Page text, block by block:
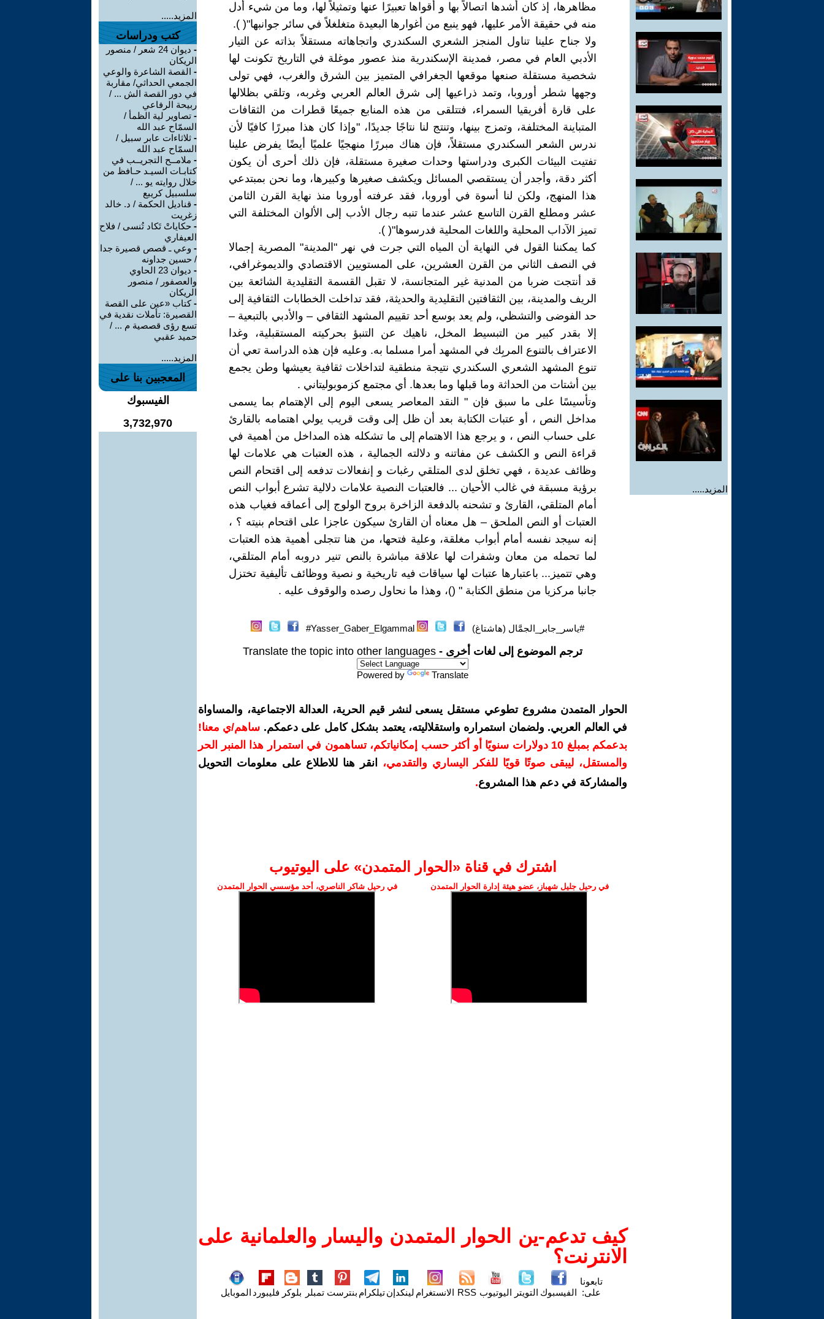
المزيد.....
مظاهرها، إذ كان أشدها اتصالاً بها و أقواها تعبيرًا عنها وتمثيلاً لها، وما من شيء أدل
منه في حقيقة الأمر عليها، فهو ينبع من أغوارها البعيدة متغلغلاً في سائر جوانبها"( ).
ولا جناح علينا تناول المنجز الشعري السكندري واتجاهاته مستقلاً بذاته عن التيار
الأدبي العام في مصر، فمدينة الإسكندرية منذ عصور موغلة في التاريخ تكونت لها
شخصية مستقلة صنعها موقعها الجغرافي المتميز بين الشرق والغرب، فهي تولى
وجهها شطر أوروبا، وتمد ذراعيها إلى شرق العالم العربي وغربه، وتلقي بظلالها
على قارة أفريقيا السمراء، فتتلقى من هذه المنابع جميعًا قطرات من الثقافات
المتباينة المختلفة، وتمزج بينها، وتنتج لنا نتاجًا جديدًا، "وإذا كان هذا مبررًا كافيًا لأن
ندرس الشعر السكندري مستقلاً، فإن هناك مبررًا منهجيًا علميًا أيضًا يفرض علينا
تفتيت البيئات الكبرى ودراستها وحدات صغيرة مستقلة، فإن ذلك أحرى أن يكون
أكثر دقة، وأجدر أن يستقصي المسائل ويكشف صغيرها وكبيرها، وما نحن بمبتدعي
هذا المنهج، ولكن لنا أسوة في أوروبا، فقد عرفته أوروبا منذ نهاية القرن الثامن
عشر ومطلع القرن التاسع عشر عندما تنبه رجال الأدب إلى الألوان المختلفة التي
تميز الآداب المحلية واللغات المحلية فدرسوها"( ).
كما يمكننا القول في النهاية أن المياه التي جرت في نهر "المدينة" المصرية إجمالا
في النصف الثاني من القرن العشرين، على المستويين الاقتصادي والديموغرافي،
قد أنتجت ضربا من المدنية غير المتجانسة، لا تقبل القسمة التقليدية الشائعة بين
الريف والمدينة، بين الثقافتين التقليدية والحديثة، فقد تداخلت الخطابات الثقافية إلى
حد الفوضى والتشظي، ولم يعد بوسع أحد تقييم المشهد الثقافي – والأدبي بالتبعية –
إلا بقدر كبير من التبسيط المخل، ناهيك عن التنبؤ بحركيته المستقبلية، وغدا
الاعتراف بالتنوع المربِك في المشهد أمرا مسلما به. وعليه فإن هذه الدراسة تعي أن
تنوع المشهد الشعري السكندري نتيجة منطقية لتداخلات ثقافية يعيشها وطن يجمع
بين أشتات من الحداثة وما قبلها وما بعدها. أي مجتمع كزموبوليتاني .
وتأسيسًا على ما سبق فإن " النقد المعاصر يسعى اليوم إلى الإهتمام بما يسمى
مداخل النص ، أو عتبات الكتابة بعد أن ظل إلى وقت قريب يولي اهتمامه بالقارئ
على حساب النص ، و يرجع هذا الاهتمام إلى ما تشكله هذه المداخل من أهمية في
قراءة النص و الكشف عن مفاتنه و دلالته الجمالية ، هذه العتبات هي علامات لها
وظائف عديدة ، فهي تخلق لدى المتلقي رغبات و إنفعالات تدفعه إلى اقتحام النص
برؤية مسبقة في غالب الأحيان ... فالعتبات النصية علامات دلالية تشرع أبواب النص
أمام المتلقي، القارئ و تشحنه بالدفعة الزاخرة بروح الولوج إلى أعماقه فغياب هذه
العتبات أو النص الملحق – هل معناه أن القارئ سيكون عاجزا على اقتحام بنيته ؟ ،
إنه سيجد نفسه أمام أبواب مغلقة، وعلية فتحها، من هنا تتجلى أهمية هذه العتبات
لما تحمله من معان وشفرات لها علاقة مباشرة بالنص تنير دروبه أمام المتلقي،
وهي تتميز... باعتبارها عتبات لها سياقات فيه تاريخية و نصية ووظائف تأليفية تختزل
جانبا مركزيا من منطق الكتابة " ()، وهذا ما نحاول رصده والوقوف عليه .
#ياسر_جابر_الجمَّال (هاشتاغ) Yasser_Gaber_Elgammal#
ترجم الموضوع إلى لغات أخرى - Translate the topic into other languages
Powered by Translate
الحوار المتمدن مشروع تطوعي مستقل يسعى لنشر قيم الحرية، العدالة الاجتماعية، والمساواة
في العالم العربي. ولضمان استمراره واستقلاليته، يعتمد بشكل كامل على دعمكم. ساهم/ي معنا!
بدعمكم بمبلغ 10 دولارات سنويًا أو أكثر حسب إمكانياتكم، تساهمون في استمرار هذا المنبر الحر
والمستقل، ليبقى صوتًا قويًا للفكر اليساري والتقدمي،
انقر هنا للاطلاع على معلومات التحويل
والمشاركة في دعم هذا المشروع.
اشترك في قناة ‫«الحوار المتمدن» على اليوتيوب
في رحيل جليل شهباز، عضو هيئة إدارة الحوار المتمدن في رحيل شاكر الناصري، أحد مؤسسي الحوار المتمدن
كيف تدعم-ين الحوار المتمدن واليسار والعلمانية على
الانترنت؟
تابعونا
على: الفيسبوك التويتر اليوتيوب RSS الانستغرام لينكدإنتيلكرام بنترست تمبلر بلوكر فليبورد الموبايل
المزيد.....
كتب ودراسات
-
ديوان 24 شعر / منصور
الريكان
- القصة الشاعرة والوعي
الجمعي الحداثي/ مقاربة
في دور القصة الش ... /
ربيحة الرفاعي
- تصاوير لية الظمأ /
السمّاح عبد الله
- ثلاثاءات عابر سبيل /
السمّاح عبد الله
- ملامــح التجريــب في
كتابـات السيـد حـافظ من
خلال روايته يو ... /
سلسبيل كريبع
- قناديل الحكمة / د. خالد
زغريت
- حكاياتْ تَكاد تُنسى / فلاح
العيفاري
- وعي ـ قصص قصيرة جدا
/ حسين جداونه
-
ديوان 23 الحاوي
والعصفور / منصور
الريكان
-كتاب «عين على القصة
القصيرة: تأملات نقدية في
تسع رؤى قصصية م ... /
حميد عقبي
المزيد.....
المعجبين بنا على
الفيسبوك
3,732,970